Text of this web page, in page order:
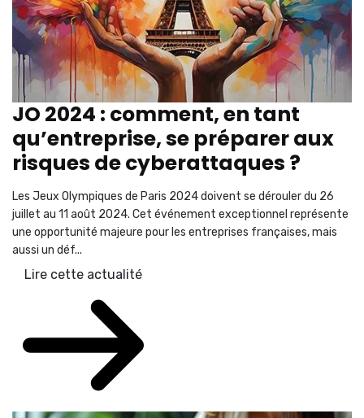
JO 2024 : comment, en tant
qu’entreprise, se préparer aux
risques de cyberattaques ?
Les Jeux Olympiques de Paris 2024 doivent se dérouler du 26
juillet au 11 août 2024. Cet événement exceptionnel représente
une opportunité majeure pour les entreprises françaises, mais
aussi un déf...
Lire cette actualité